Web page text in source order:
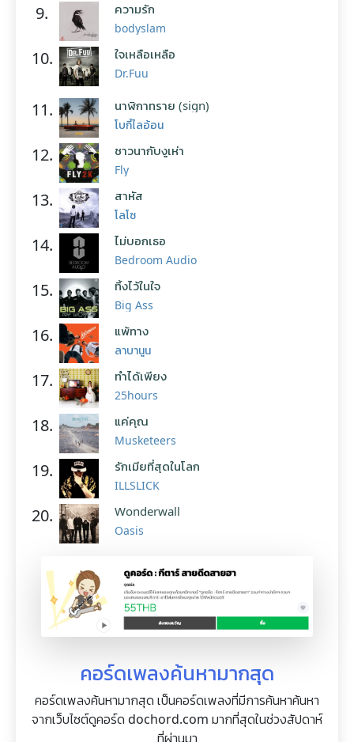
9. ความรัก
bodyslam
10. ใจเหลือเหลือ
Dr.Fuu
11. นาฬิกาทราย (sign)
โบกี้ไลอ้อน
12. ชาวนากับงูเห่า
Fly
13. สาหัส
โลโซ
14. ไม่บอกเธอ
Bedroom Audio
15. ทิ้งไว้ในใจ
Big Ass
16. แพ้ทาง
ลาบานูน
17. ทำได้เพียง
25hours
18. แค่คุณ
Musketeers
19. รักเมียที่สุดในโลก
ILLSLICK
20. Wonderwall
Oasis
คอร์ดเพลงค้นหามากสุด
คอร์ดเพลงค้นหามากสุด เป็นคอร์ดเพลงที่มีการค้นหาค้นหา
จากเว็บไซต์ดูคอร์ด dochord.com มากที่สุดในช่วงสัปดาห์
ที่ผ่านมา